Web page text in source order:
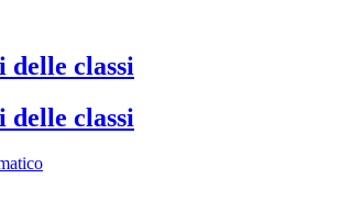
classi
classi